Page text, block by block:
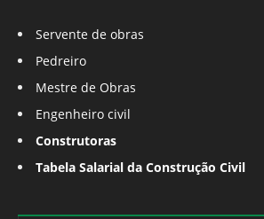
Servente de obras
Pedreiro
Mestre de Obras
Engenheiro civil
Construtoras
Tabela Salarial da Construção Civil